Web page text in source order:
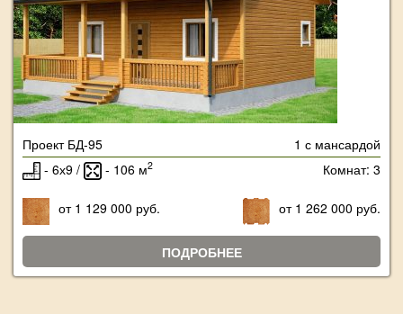
Проект БД-95
1 с мансардой
- 6х9 /
- 106 м2 Комнат: 3
от 1 129 000 руб. от 1 262 000 руб.
ПОДРОБНЕЕ